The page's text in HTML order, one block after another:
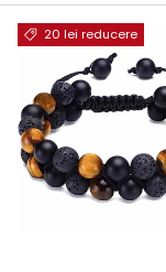
20 lei reducere